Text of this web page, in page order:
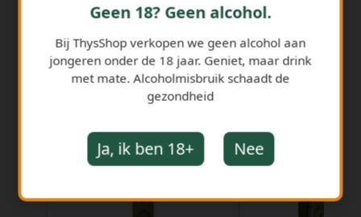
GERELATEERDE PRODUCTEN
Geen 18? Geen alcohol.
Bij ThysShop verkopen we geen alcohol aan
jongeren onder de 18 jaar. Geniet, maar drink
met mate. Alcoholmisbruik schaadt de
gezondheid
Ja, ik ben 18+ Nee